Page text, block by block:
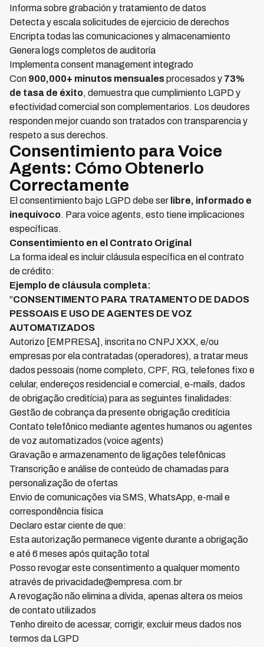
Informa sobre grabación y tratamiento de datos
Detecta y escala solicitudes de ejercicio de derechos
Encripta todas las comunicaciones y almacenamiento
Genera logs completos de auditoría
Implementa consent management integrado
Con 900,000+ minutos mensualesprocesados y 73%
de tasa de éxito, demuestra que cumplimiento LGPD y
efectividad comercial son complementarios. Los deudores
responden mejor cuando son tratados con transparencia y
respeto a sus derechos.
Consentimiento para Voice
Agents: Cómo Obtenerlo
Correctamente
El consentimiento bajo LGPD debe ser libre, informado e
inequívoco. Para voice agents, esto tiene implicaciones
específicas.
Consentimiento en el Contrato Original
La forma ideal es incluir cláusula específica en el contrato
de crédito:
Ejemplo de cláusula completa:
"CONSENTIMENTO PARA TRATAMENTO DE DADOS
PESSOAIS E USO DE AGENTES DE VOZ
AUTOMATIZADOS
Autorizo [EMPRESA], inscrita no CNPJ XXX, e/ou
empresas por ela contratadas (operadores), a tratar meus
dados pessoais (nome completo, CPF, RG, telefones fixo e
celular, endereços residencial e comercial, e-mails, dados
de obrigação creditícia) para as seguintes finalidades:
Gestão de cobrança da presente obrigação creditícia
Contato telefônico mediante agentes humanos ou agentes
de voz automatizados (voice agents)
Gravação e armazenamento de ligações telefônicas
Transcrição e análise de conteúdo de chamadas para
personalização de ofertas
Envio de comunicações via SMS, WhatsApp, e-mail e
correspondência física
Declaro estar ciente de que:
Esta autorização permanece vigente durante a obrigação
e até 6 meses após quitação total
Posso revogar este consentimento a qualquer momento
através de privacidade@empresa.com.br
A revogação não elimina a dívida, apenas altera os meios
de contato utilizados
Tenho direito de acessar, corrigir, excluir meus dados nos
termos da LGPD